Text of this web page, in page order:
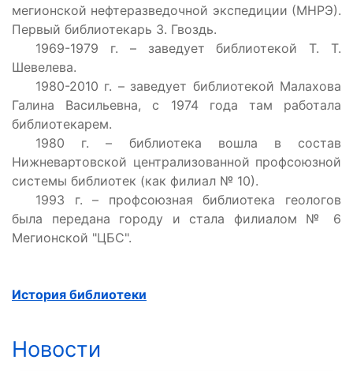
мегионской нефтеразведочной экспедиции (МНРЭ).
Первый библиотекарь З. Гвоздь.
1969-1979 г. – заведует библиотекой Т. Т.
Шевелева.
1980-2010 г. – заведует библиотекой Малахова
Галина Васильевна, с 1974 года там работала
библиотекарем.
1980 г. – библиотека вошла в состав
Нижневартовской централизованной профсоюзной
системы библиотек (как филиал № 10).
1993 г. – профсоюзная библиотека геологов
была передана городу и стала филиалом № 6
Мегионской "ЦБС".
История библиотеки
Новости